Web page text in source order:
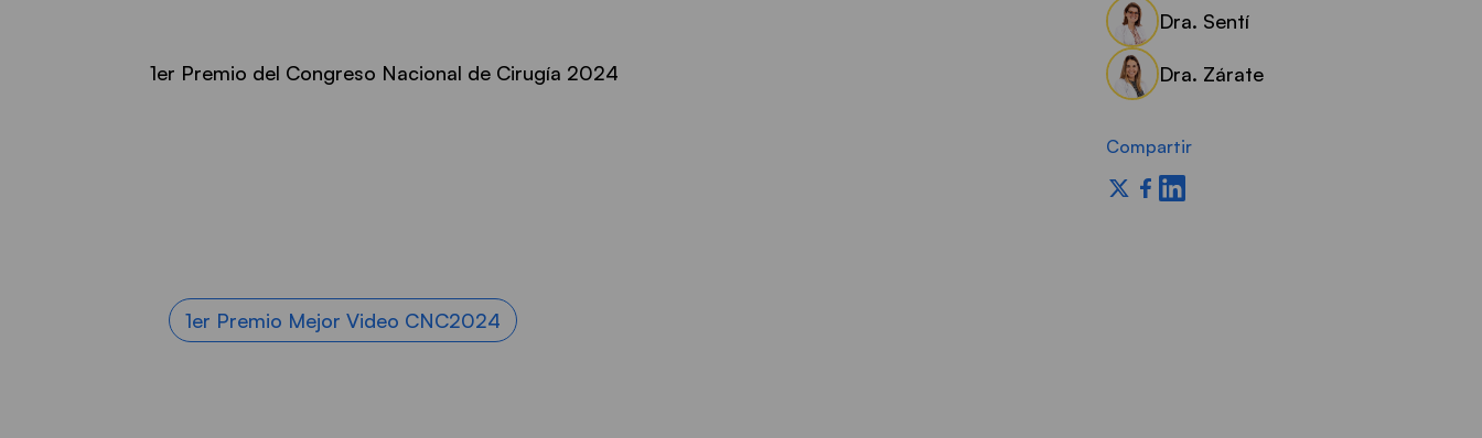
Dra. Sentí
Dra. Zárate
Compartir
1er Premio del Congreso Nacional de Cirugía 2024
1er Premio Mejor Video CNC2024